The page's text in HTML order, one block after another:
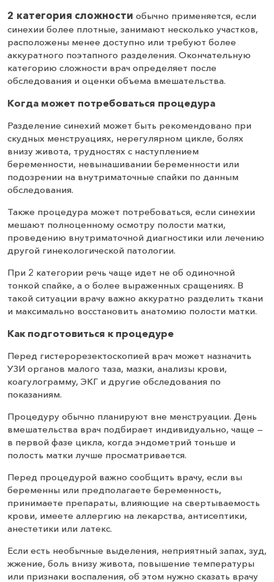
2 категория сложности обычно применяется, если
синехии более плотные, занимают несколько участков,
расположены менее доступно или требуют более
аккуратного поэтапного разделения. Окончательную
категорию сложности врач определяет после
обследования и оценки объема вмешательства.
Когда может потребоваться процедура
Разделение синехий может быть рекомендовано при
скудных менструациях, нерегулярном цикле, болях
внизу живота, трудностях с наступлением
беременности, невынашивании беременности или
подозрении на внутриматочные спайки по данным
обследования.
Также процедура может потребоваться, если синехии
мешают полноценному осмотру полости матки,
проведению внутриматочной диагностики или лечению
другой гинекологической патологии.
При 2 категории речь чаще идет не об одиночной
тонкой спайке, а о более выраженных сращениях. В
такой ситуации врачу важно аккуратно разделить ткани
и максимально восстановить анатомию полости матки.
Как подготовиться к процедуре
Перед гистерорезектоскопией врач может назначить
УЗИ органов малого таза, мазки, анализы крови,
коагулограмму, ЭКГ и другие обследования по
показаниям.
Процедуру обычно планируют вне менструации. День
вмешательства врач подбирает индивидуально, чаще —
в первой фазе цикла, когда эндометрий тоньше и
полость матки лучше просматривается.
Перед процедурой важно сообщить врачу, если вы
беременны или предполагаете беременность,
принимаете препараты, влияющие на свертываемость
крови, имеете аллергию на лекарства, антисептики,
анестетики или латекс.
Если есть необычные выделения, неприятный запах, зуд,
жжение, боль внизу живота, повышение температуры
или признаки воспаления, об этом нужно сказать врачу